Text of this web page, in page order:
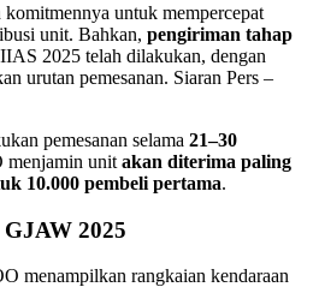
untuk mempercepat
unit. Bahkan, pengiriman tahap
2025 telah dilakukan, dengan
urutan pemesanan. Siaran Pers –
pemesanan selama 21–30
menjamin unit akan diterima paling
10.000 pembeli pertama.
2025
menampilkan rangkaian kendaraan